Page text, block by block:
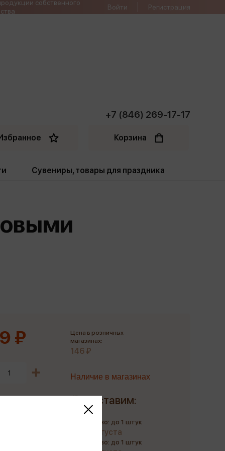
собственного
Войти Регистрация
+7 (846) 269-17-17
Корзина
Сувениры, товары для праздника
Пакеты
₽
Цена в розничных
магазинах:
146 ₽
Наличие в магазинах
Доставим:
Количество: до 1 штук
до 10 августа
Количество: до 1 штук